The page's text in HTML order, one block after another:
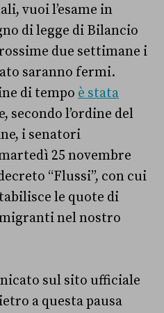
vuoi l’esame in
di legge di Bilancio
due settimane i
saranno fermi.
di tempo è stata
secondo l’ordine del
i senatori
25 novembre
“Flussi”, con cui
le quote di
nel nostro
sul sito ufficiale
a questa pausa